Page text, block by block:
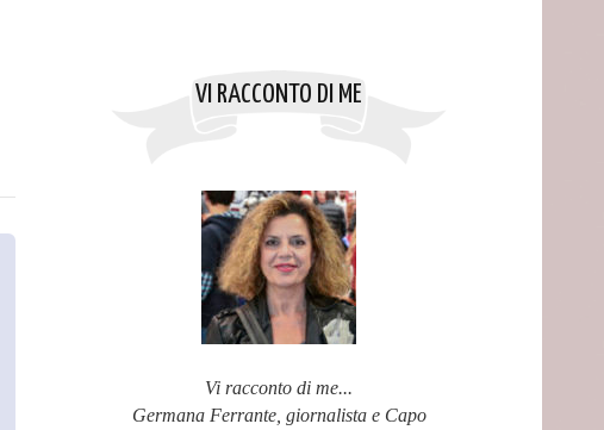
VI RACCONTO DI ME
Vi racconto di me...
Germana Ferrante, giornalista e Capo